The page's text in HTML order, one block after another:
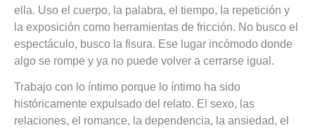
ella. Uso el cuerpo, la palabra, el tiempo, la repetición y
la exposición como herramientas de fricción. No busco el
espectáculo, busco la fisura. Ese lugar incómodo donde
algo se rompe y ya no puede volver a cerrarse igual.
Trabajo con lo íntimo porque lo íntimo ha sido
históricamente expulsado del relato. El sexo, las
relaciones, el romance, la dependencia, la ansiedad, el